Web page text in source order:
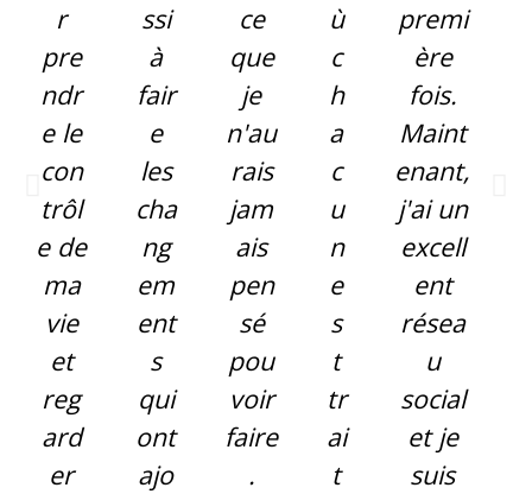
r
pre
ndr
e le
con
trôl
e de
ma
vie
et
reg
ard
er
ssi
à
fair
e
les
cha
ng
em
ent
s
qui
ont
ajo
ce
que
je
n'au
rais
jam
ais
pen
sé
pou
voir
faire
.
ù
c
h
a
c
u
n
e
s
t
tr
ai
t
premi
ère
fois.
Maint
enant,
j'ai un
excell
ent
résea
u
social
et je
suis